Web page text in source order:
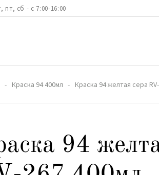
пт, сб - с 7:00-16:00
Краска 94 400мл Краска 94 желтая сера
94